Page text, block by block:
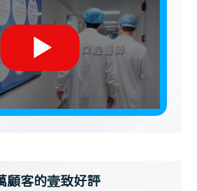
顧客的壹致好評